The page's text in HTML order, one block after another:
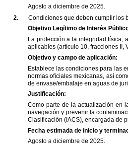
Agosto a diciembre de 2025.
2.
Condiciones que deben cumplir los
Objetivo Legítimo de Interés
La protección a la integridad física, a
aplicables (artículo 10, fracciones II,
Objetivo y campo de aplicación:
Establece las condiciones para las
normas oficiales mexicanas, así
de envase/embalaje en aguas de
Justificación:
Como parte de la actualización en
navegación y prevenir la
Clasificación (IACS), encargada de
Fecha estimada de inicio y
Agosto a diciembre de 2025.